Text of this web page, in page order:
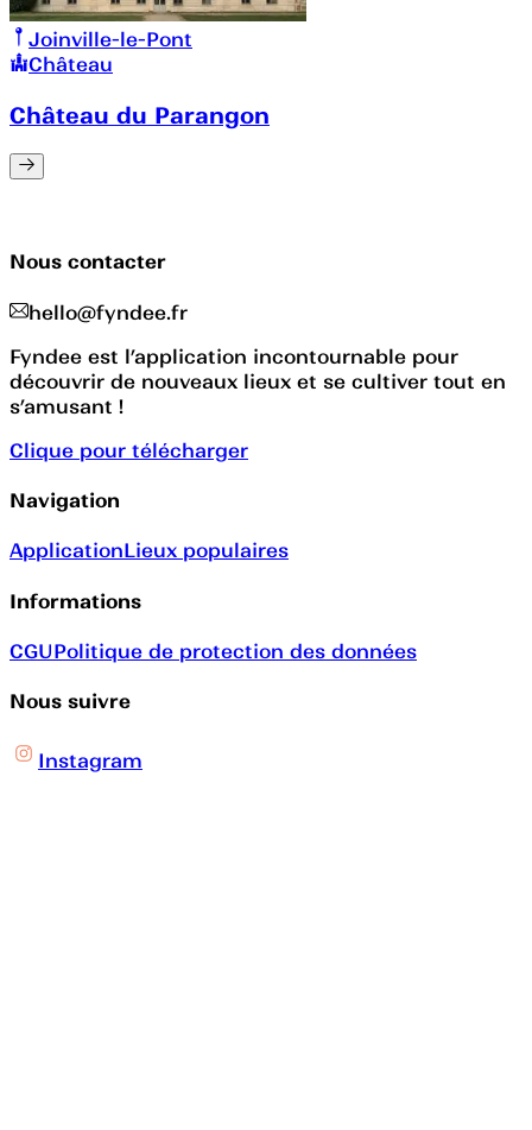
Joinville-le-Pont
Château
Château du Parangon
Nous contacter
hello@fyndee.fr
Fyndee est l’application incontournable pour
découvrir de nouveaux lieux et se cultiver tout en
s’amusant !
Clique pour télécharger
Navigation
ApplicationLieux populaires
Informations
CGUPolitique de protection des données
Nous suivre
Instagram